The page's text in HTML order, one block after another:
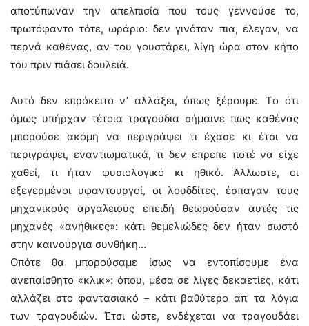
αποτύπωναν την απελπισία που τους γεννούσε το,
πρωτόφαντο τότε, ωράριο: δεν γινόταν πια, έλεγαν, να
περνά καθένας, αν του γουστάρει, λίγη ώρα στον κήπο
του πριν πιάσει δουλειά.
Aυτό δεν επρόκειτο ν’ αλλάξει, όπως ξέρουμε. Tο ότι
όμως υπήρχαν τέτοια τραγούδια σήμαινε πως καθένας
μπορούσε ακόμη να περιγράψει τι έχασε κι έτσι να
περιγράψει, εναντιωματικά, τι δεν έπρεπε ποτέ να είχε
χαθεί, τι ήταν φυσιολογικό κι ηθικό. Άλλωστε, οι
εξεγερμένοι υφαντουργοί, οι λουδδίτες, έσπαγαν τους
μηχανικούς αργαλειούς επειδή θεωρούσαν αυτές τις
μηχανές «ανήθικες»: κάτι θεμελιώδες δεν ήταν σωστό
στην καινούργια συνθήκη…
Oπότε θα μπορούσαμε ίσως να εντοπίσουμε ένα
ανεπαίσθητο «κλικ»: όπου, μέσα σε λίγες δεκαετίες, κάτι
αλλάζει στο φαντασιακό – κάτι βαθύτερο απ’ τα λόγια
των τραγουδιών. Έτσι ώστε, ενδέχεται να τραγουδάει